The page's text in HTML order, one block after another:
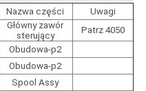
Nazwa części
Uwagi
Główny zawór
sterujący
Patrz 4050
Obudowa-p2
Obudowa-p2
Spool Assy